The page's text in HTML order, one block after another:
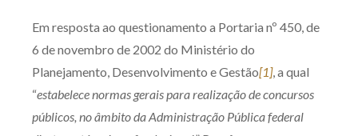
Em resposta ao questionamento a Portaria nº 450, de
6 de novembro de 2002 do Ministério do
Planejamento, Desenvolvimento e Gestão[1], a qual
“estabelece normas gerais para realização de concursos
públicos, no âmbito da Administração Pública federal